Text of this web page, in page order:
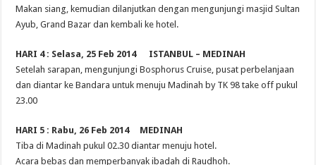
Makan siang, kemudian dilanjutkan dengan mengunjungi masjid Sultan
Ayub, Grand Bazar dan kembali ke hotel.
HARI 4 : Selasa, 25 Feb 2014 ISTANBUL – MEDINAH
Setelah sarapan, mengunjungi Bosphorus Cruise, pusat perbelanjaan
dan diantar ke Bandara untuk menuju Madinah by TK 98 take off pukul
23.00
HARI 5 : Rabu, 26 Feb 2014 MEDINAH
Tiba di Madinah pukul 02.30 diantar menuju hotel.
Acara bebas dan memperbanyak ibadah di Raudhoh.